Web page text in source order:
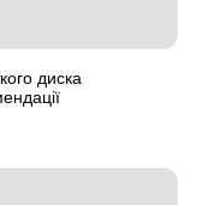
диска